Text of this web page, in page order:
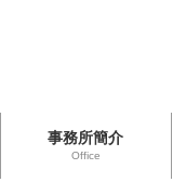
事務所簡介
Office